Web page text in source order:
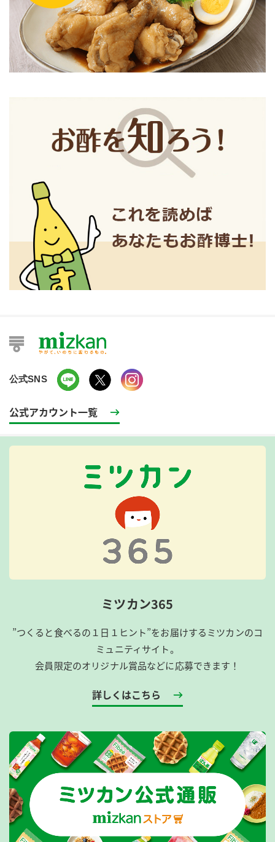
公式SNS
公式アカウント一覧
ミツカン365
”つくると食べるの１日１ヒント”をお届けするミツカンのコ
ミュニティサイト。
会員限定のオリジナル賞品などに応募できます！
詳しくはこちら